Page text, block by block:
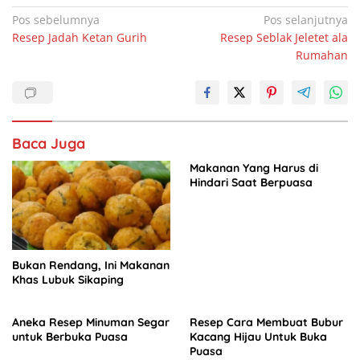
c
e
o
k
at
s
p
k
e
Navigasi
pos
Pos sebelumnya
Resep Jadah Ketan Gurih
Pos selanjutnya
Resep Seblak Jeletet ala
Rumahan
Baca Juga
Bukan Rendang, Ini Makanan
Khas Lubuk Sikaping
Makanan Yang Harus di
Hindari Saat Berpuasa
Aneka Resep Minuman Segar
untuk Berbuka Puasa
Resep Cara Membuat Bubur
Kacang Hijau Untuk Buka
Puasa